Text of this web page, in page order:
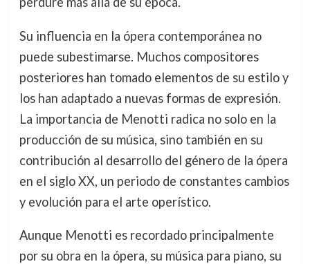
Su influencia en la ópera contemporánea no
puede subestimarse. Muchos compositores
posteriores han tomado elementos de su estilo y
los han adaptado a nuevas formas de expresión.
La importancia de Menotti radica no solo en la
producción de su música, sino también en su
contribución al desarrollo del género de la ópera
en el siglo XX, un periodo de constantes cambios
y evolución para el arte operístico.
Aunque Menotti es recordado principalmente
por su obra en la ópera, su música para piano, su